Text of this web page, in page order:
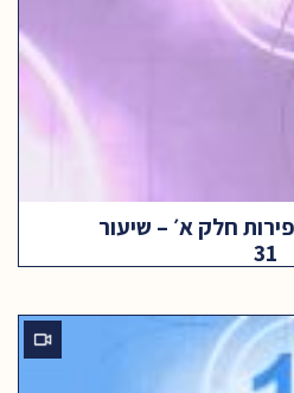
חלק א׳ – שיעור
31